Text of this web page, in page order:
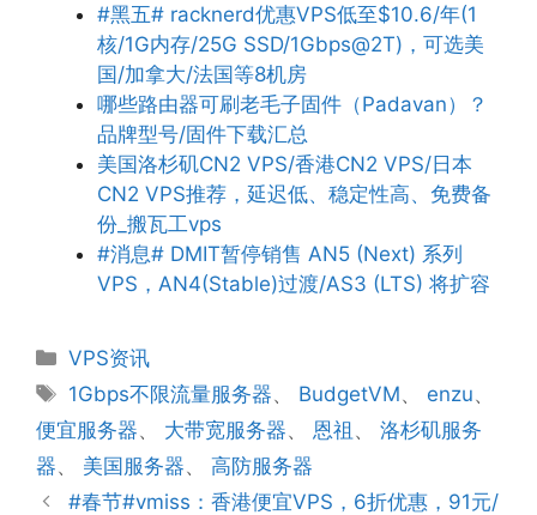
#黑五# racknerd优惠VPS低至$10.6/年(1
核/1G内存/25G SSD/1Gbps@2T)，可选美
国/加拿大/法国等8机房
哪些路由器可刷老毛子固件（Padavan）？
品牌型号/固件下载汇总
美国洛杉矶CN2 VPS/香港CN2 VPS/日本
CN2 VPS推荐，延迟低、稳定性高、免费备
份_搬瓦工vps
#消息# DMIT暂停销售 AN5 (Next) 系列
VPS，AN4(Stable)过渡/AS3 (LTS) 将扩容
分
类
VPS资讯
标
签
1Gbps不限流量服务器、 BudgetVM、 enzu、
便宜服务器、 大带宽服务器、 恩祖 、 洛杉矶服务
器、 美国服务器、 高防服务器
#春节#vmiss：香港便宜VPS，6折优惠，91元/